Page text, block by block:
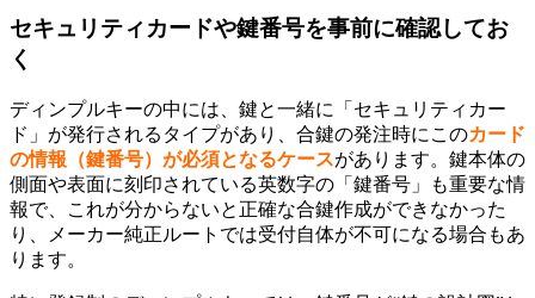
セキュリティカードや鍵番号を事前に確認してお
く
ディンプルキーの中には、鍵と一緒に「セキュリティカー
ド」が発行されるタイプがあり、合鍵の発注時にこのカード
の情報（鍵番号）が必須となるケースがあります。鍵本体の
側面や表面に刻印されている英数字の「鍵番号」も重要な情
報で、これが分からないと正確な合鍵作成ができなかった
り、メーカー純正ルートでは受付自体が不可になる場合もあ
ります。